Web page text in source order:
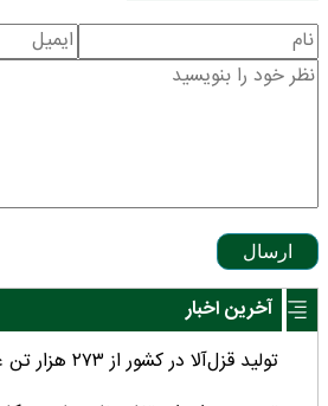
ارسال
آخرین اخبار
تولید قزل‌آلا در کشور از ۲۷۳ هزار تن عبور کرد